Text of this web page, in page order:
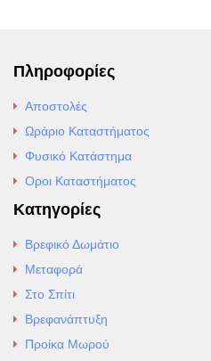
Πληροφορίες
Αποστολές
Ωράριο Καταστήματος
Φυσικό Κατάστημα
Οροι Καταστήματος
Κατηγορίες
Βρεφικό Δωμάτιο
Μεταφορά
Στο Σπίτι
Βρεφανάπτυξη
Προίκα Μωρού